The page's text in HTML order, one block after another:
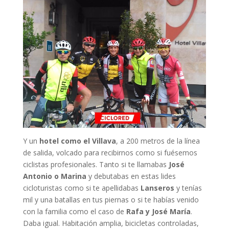
Y un hotel como el Villava, a 200 metros de la línea
de salida, volcado para recibirnos como si fuésemos
ciclistas profesionales. Tanto si te llamabas José
Antonio o Marina y debutabas en estas lides
cicloturistas como si te apellidabas Lanseros y tenías
mil y una batallas en tus piernas o si te habías venido
con la familia como el caso de Rafa y José María.
Daba igual. Habitación amplia, bicicletas controladas,